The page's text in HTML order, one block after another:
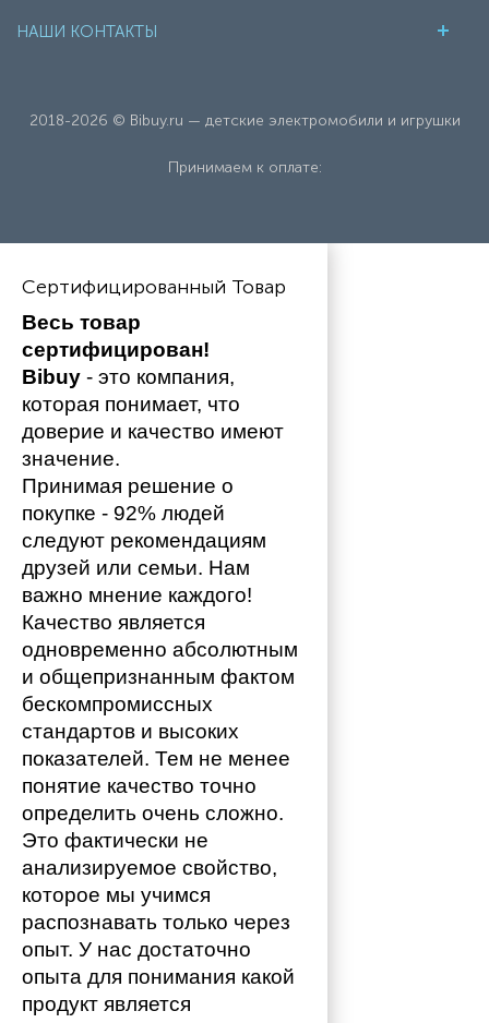
НАШИ КОНТАКТЫ
2018-2026 © Bibuy.ru — детские электромобили и игрушки
Принимаем к оплате:
Сертифицированный Товар
Весь товар
сертифицирован!
Bibuy - это компания,
которая понимает, что
доверие и качество имеют
значение.
Принимая решение о
покупке - 92% людей
следуют рекомендациям
друзей или семьи. Нам
важно мнение каждого!
Качество является
одновременно абсолютным
и общепризнанным фактом
бескомпромиссных
стандартов и высоких
показателей. Тем не менее
понятие качество точно
определить очень сложно.
Это фактически не
анализируемое свойство,
которое мы учимся
распознавать только через
опыт. У нас достаточно
опыта для понимания какой
продукт является